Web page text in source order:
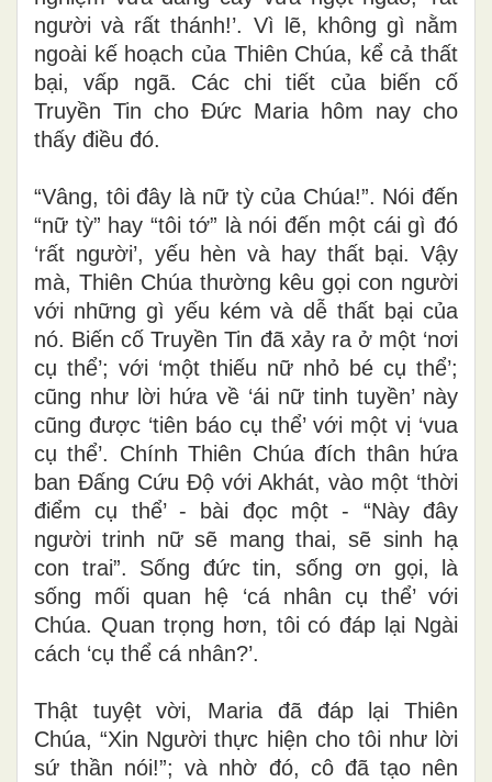
người và rất thánh!’. Vì lẽ, không gì nằm
ngoài kế hoạch của Thiên Chúa, kể cả thất
bại, vấp ngã. Các chi tiết của biến cố
Truyền Tin cho Đức Maria hôm nay cho
thấy điều đó.
“Vâng, tôi đây là nữ tỳ của Chúa!”. Nói đến
“nữ tỳ” hay “tôi tớ” là nói đến một cái gì đó
‘rất người’, yếu hèn và hay thất bại. Vậy
mà, Thiên Chúa thường kêu gọi con người
với những gì yếu kém và dễ thất bại của
nó. Biến cố Truyền Tin đã xảy ra ở một ‘nơi
cụ thể’; với ‘một thiếu nữ nhỏ bé cụ thể’;
cũng như lời hứa về ‘ái nữ tinh tuyền’ này
cũng được ‘tiên báo cụ thể’ với một vị ‘vua
cụ thể’. Chính Thiên Chúa đích thân hứa
ban Đấng Cứu Độ với Akhát, vào một ‘thời
điểm cụ thể’ - bài đọc một - “Này đây
người trinh nữ sẽ mang thai, sẽ sinh hạ
con trai”. Sống đức tin, sống ơn gọi, là
sống mối quan hệ ‘cá nhân cụ thể’ với
Chúa. Quan trọng hơn, tôi có đáp lại Ngài
cách ‘cụ thể cá nhân?’.
Thật tuyệt vời, Maria đã đáp lại Thiên
Chúa, “Xin Người thực hiện cho tôi như lời
sứ thần nói!”; và nhờ đó, cô đã tạo nên